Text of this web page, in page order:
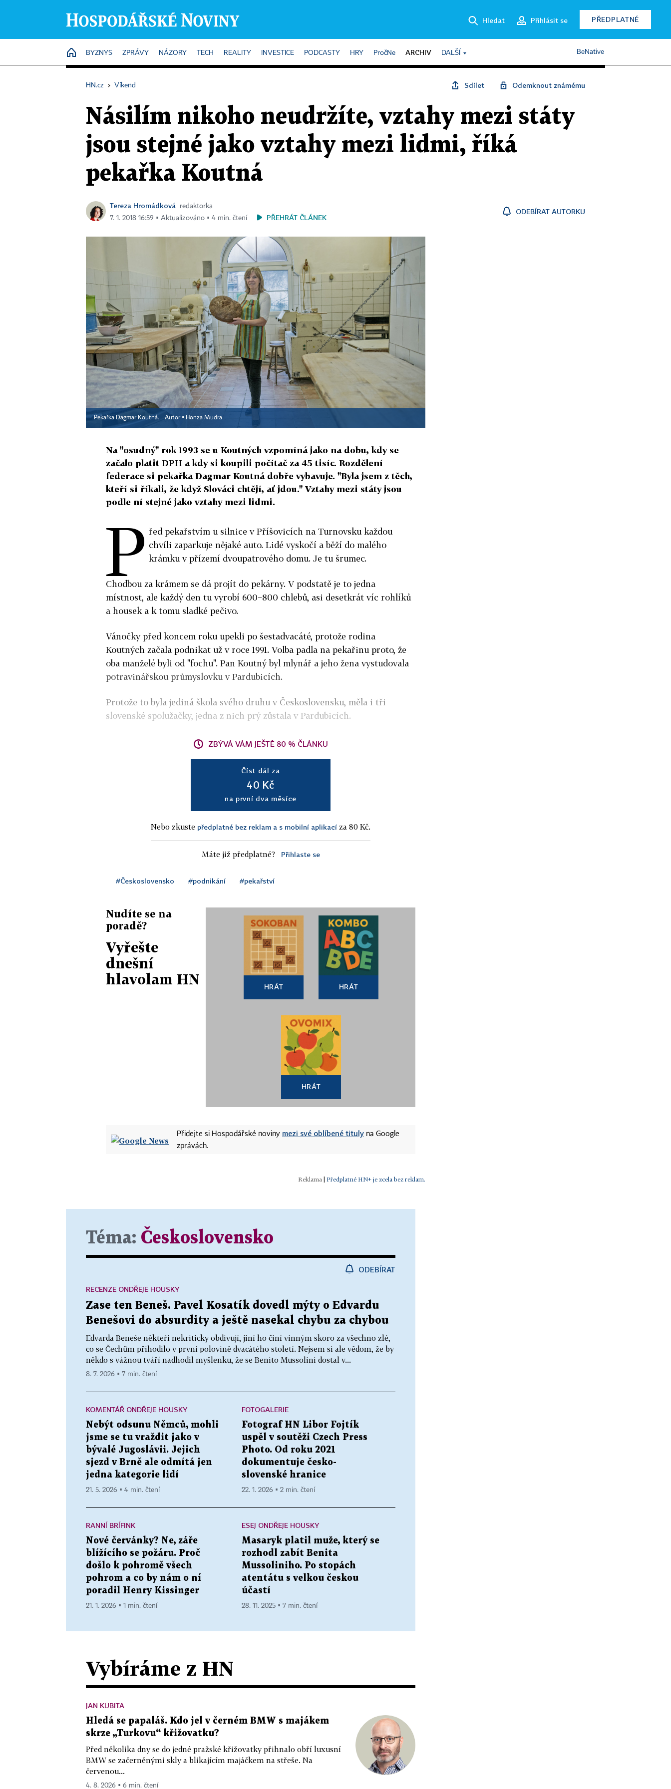
Hledat Přihlásit se PŘEDPLATNÉ
HOME
BYZNYS ZPRÁVY NÁZORY TECH REALITY INVESTICE PODCASTY HRY PročNe ARCHIV DALŠÍ BeNative
HN.cz › Víkend Sdílet Odemknout známému
Násilím nikoho neudržíte, vztahy mezi státy
jsou stejné jako vztahy mezi lidmi, říká
pekařka Koutná
Tereza Hromádková
redaktorka
7. 1. 2018 16:59 ▪ Aktualizováno ▪ 4 min. čtení
PŘEHRÁT ČLÁNEK
ODEBÍRAT AUTORKU
Pekařka Dagmar Koutná. Autor ▪ Honza Mudra
Na "osudný" rok 1993 se u Koutných vzpomíná jako na dobu, kdy se
začalo platit DPH a kdy si koupili počítač za 45 tisíc. Rozdělení
federace si pekařka Dagmar Koutná dobře vybavuje. "Byla jsem z těch,
kteří si říkali, že když Slováci chtějí, ať jdou." Vztahy mezi státy jsou
podle ní stejné jako vztahy mezi lidmi.
P řed pekařstvím u silnice v Příšovicích na Turnovsku každou
chvíli zaparkuje nějaké auto. Lidé vyskočí a běží do malého
krámku v přízemí dvoupatrového domu. Je tu šrumec.
Chodbou za krámem se dá projít do pekárny. V podstatě je to jedna
místnost, ale každý den tu vyrobí 600−800 chlebů, asi desetkrát víc rohlíků
a housek a k tomu sladké pečivo.
Vánočky před koncem roku upekli po šestadvacáté, protože rodina
Koutných začala podnikat už v roce 1991. Volba padla na pekařinu proto, že
oba manželé byli od "fochu". Pan Koutný byl mlynář a jeho žena vystudovala
potravinářskou průmyslovku v Pardubicích.
Protože to byla jediná škola svého druhu v Československu, měla i tři
slovenské spolužačky, jedna z nich prý zůstala v Pardubicích.
ZBÝVÁ VÁM JEŠTĚ 80 % ČLÁNKU
Číst dál za
40 Kč
na první dva měsíce
Nebo zkuste předplatné bez reklam a s mobilní aplikací za 80 Kč.
Máte již předplatné? Přihlaste se
#Československo #podnikání #pekařství
Nudíte se na
poradě?
Vyřešte
dnešní
hlavolam HN
HRÁT HRÁT
HRÁT
Přidejte si Hospodářské noviny mezi své oblíbené tituly na Google
zprávách.
| Předplatné HN+ je zcela bez reklam.
Téma: Československo
ODEBÍRAT
Zase ten Beneš. Pavel Kosatík dovedl mýty o Edvardu
Benešovi do absurdity a ještě nasekal chybu za chybou
Edvarda Beneše někteří nekriticky obdivují, jiní ho činí vinným skoro za všechno zlé,
co se Čechům přihodilo v první polovině dvacátého století. Nejsem si ale vědom, že by
někdo s vážnou tváří nadhodil myšlenku, že se Benito Mussolini dostal v...
RECENZE ONDŘEJE HOUSKY
8. 7. 2026 ▪ 7 min. čtení
KOMENTÁŘ ONDŘEJE HOUSKY
Nebýt odsunu Němců, mohli
jsme se tu vraždit jako v
bývalé Jugoslávii. Jejich
sjezd v Brně ale odmítá jen
jedna kategorie lidí
21. 5. 2026 ▪ 4 min. čtení
FOTOGALERIE
Fotograf HN Libor Fojtík
uspěl v soutěži Czech Press
Photo. Od roku 2021
dokumentuje česko-
slovenské hranice
22. 1. 2026 ▪ 2 min. čtení
RANNÍ BRÍFINK
Nové červánky? Ne, záře
blížícího se požáru. Proč
došlo k pohromě všech
pohrom a co by nám o ní
poradil Henry Kissinger
21. 1. 2026 ▪ 1 min. čtení
ESEJ ONDŘEJE HOUSKY
Masaryk platil muže, který se
rozhodl zabít Benita
Mussoliniho. Po stopách
atentátu s velkou českou
účastí
28. 11. 2025 ▪ 7 min. čtení
Vybíráme z HN
JAN KUBITA
Hledá se papaláš. Kdo jel v černém BMW s majákem
skrze „Turkovu“ křižovatku?
Před několika dny se do jedné pražské křižovatky přihnalo obří luxusní
BMW se začerněnými skly a blikajícím majáčkem na střeše. Na
červenou...
4. 8. 2026 ▪ 6 min. čtení